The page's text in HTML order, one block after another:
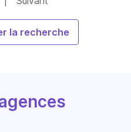
la recherche